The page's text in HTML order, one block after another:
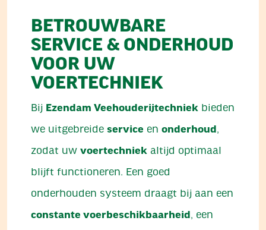
BETROUWBARE
SERVICE & ONDERHOUD
VOOR UW
VOERTECHNIEK
Bij Ezendam Veehouderijtechniek bieden
we uitgebreide service en onderhoud ,
zodat uw voertechniek altijd optimaal
blijft functioneren. Een goed
onderhouden systeem draagt bij aan een
constante voerbeschikbaarheid , een